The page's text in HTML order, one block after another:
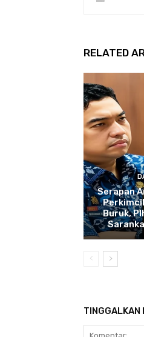
RELATED
Serapan
Buruk,
TINGGALKAN